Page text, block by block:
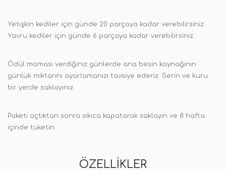
Yetişkin kediler için günde 20 parçaya kadar verebilirsiniz.
Yavru kediler için günde 6 parçaya kadar verebilirsiniz.
Ödül maması verdiğiniz günlerde ana besin kaynağının
günlük miktarını ayarlamanızı tavsiye ederiz. Serin ve kuru
bir yerde saklayınız.
Paketi açtıktan sonra sıkıca kapatarak saklayın ve 8 hafta
içinde tüketin.
ÖZELLIKLER